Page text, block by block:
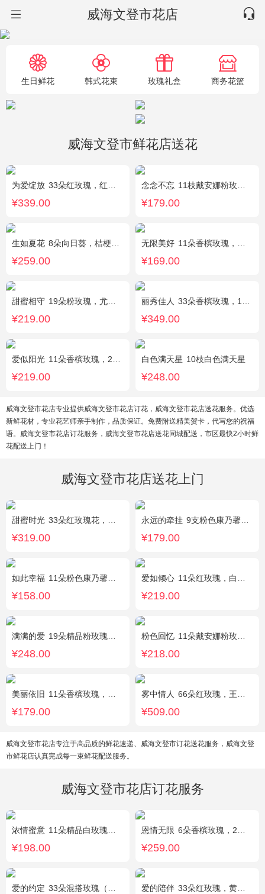
威海文登市花店
生日鲜花 韩式花束 玫瑰礼盒 商务花篮
威海文登市鲜花店送花
为爱绽放 33朵红玫瑰，红豆、尤加利绿叶搭配
¥339.00
念念不忘 11枝戴安娜粉玫瑰，1枝多头百合，满天星、栀子叶
¥179.00
生如夏花 8朵向日葵，桔梗、红豆、绿叶搭配
¥259.00
无限美好 11朵香槟玫瑰，桔梗、小花、绿叶搭配
¥169.00
甜蜜相守 19朵粉玫瑰，尤加利、小花搭配
¥219.00
丽秀佳人 33朵香槟玫瑰，1条灯带，桔梗、绿叶搭配
¥349.00
爱似阳光 11朵香槟玫瑰，2朵向日葵，桔梗、配花、绿叶搭配
¥219.00
白色满天星 10枝白色满天星
¥248.00
威海文登市花店专业提供威海文登市花店订花，威海文登市花店送花服务。优选
新鲜花材，专业花艺师亲手制作，品质保证。免费附送精美贺卡，代写您的祝福
语。威海文登市花店订花服务，威海文登市花店送花同城配送，市区最快2小时鲜
花配送上门！
威海文登市花店送花上门
甜蜜时光 33朵红玫瑰花，外围相思梅配花，黑色饰条环绕
¥319.00
永远的牵挂 9支粉色康乃馨，1支多头白百合，搭配黄莺、满天星。
¥179.00
如此幸福 11朵粉色康乃馨，黄莺、满天星搭配。
¥158.00
爱如倾心 11朵红玫瑰，白色满天星间插，一条灯带，一对小熊、黄莺或尤加利叶搭配
¥219.00
满满的爱 19朵精品粉玫瑰，搭配适量紫色勿忘我间插。
¥248.00
粉色回忆 11朵戴安娜粉玫瑰，尤加利间插，丰满搭配绿叶
¥218.00
美丽依旧 11朵香槟玫瑰，搭配石竹梅间插。
¥179.00
雾中情人 66朵红玫瑰，王冠，灯带
¥509.00
威海文登市花店专注于高品质的鲜花速递、威海文登市订花送花服务，威海文登
市鲜花店认真完成每一束鲜花配送服务。
威海文登市花店订花服务
浓情蜜意 11朵精品白玫瑰，搭配适量浅绿色洋桔梗、书带草、黄莺。
¥198.00
恩情无限 6朵香槟玫瑰，2枝向日葵，蓝色绣球，绿色桔梗、绿叶搭配
¥259.00
爱的约定 33朵混搭玫瑰（粉戴安娜，香槟玫瑰，红玫瑰），相思梅、绿叶搭配 爱的陪伴 33朵红玫瑰，黄莺间插点缀，白色满天星外围点缀搭配